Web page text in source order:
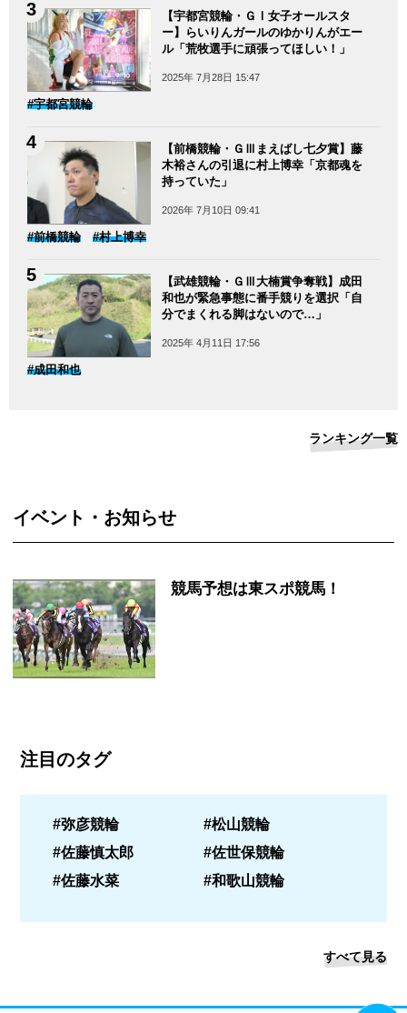
【宇都宮競輪・ＧⅠ女子オールスタ
ー】らいりんガールのゆかりんがエー
ル「荒牧選手に頑張ってほしい！」
2025年 7月28日 15:47
#宇都宮競輪
【前橋競輪・ＧⅢまえばし七夕賞】藤
木裕さんの引退に村上博幸「京都魂を
持っていた」
2026年 7月10日 09:41
#前橋競輪 #村上博幸
【武雄競輪・ＧⅢ大楠賞争奪戦】成田
和也が緊急事態に番手競りを選択「自
分でまくれる脚はないので…」
2025年 4月11日 17:56
#成田和也
ランキング一覧
イベント・お知らせ
競馬予想は東スポ競馬！
注目のタグ
#弥彦競輪
#松山競輪
#佐藤慎太郎
#佐世保競輪
#佐藤水菜
#和歌山競輪
すべて見る